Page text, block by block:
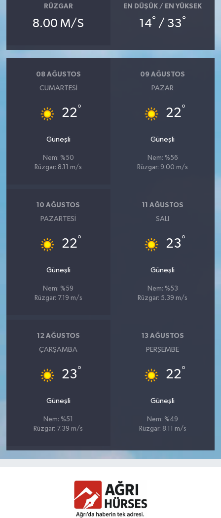
RÜZGAR
8.00 M/S
EN DÜŞÜK / EN YÜKSEK
14° / 33°
08 AĞUSTOS
CUMARTESI
22°
Güneşli
Nem: %50
Rüzgar: 8.11 m/s
09 AĞUSTOS
PAZAR
22°
Güneşli
Nem: %56
Rüzgar: 9.00 m/s
10 AĞUSTOS
PAZARTESI
22°
Güneşli
Nem: %59
Rüzgar: 7.19 m/s
11 AĞUSTOS
SALI
23°
Güneşli
Nem: %53
Rüzgar: 5.39 m/s
12 AĞUSTOS
ÇARŞAMBA
23°
Güneşli
Nem: %51
Rüzgar: 7.39 m/s
13 AĞUSTOS
PERŞEMBE
22°
Güneşli
Nem: %49
Rüzgar: 8.11 m/s